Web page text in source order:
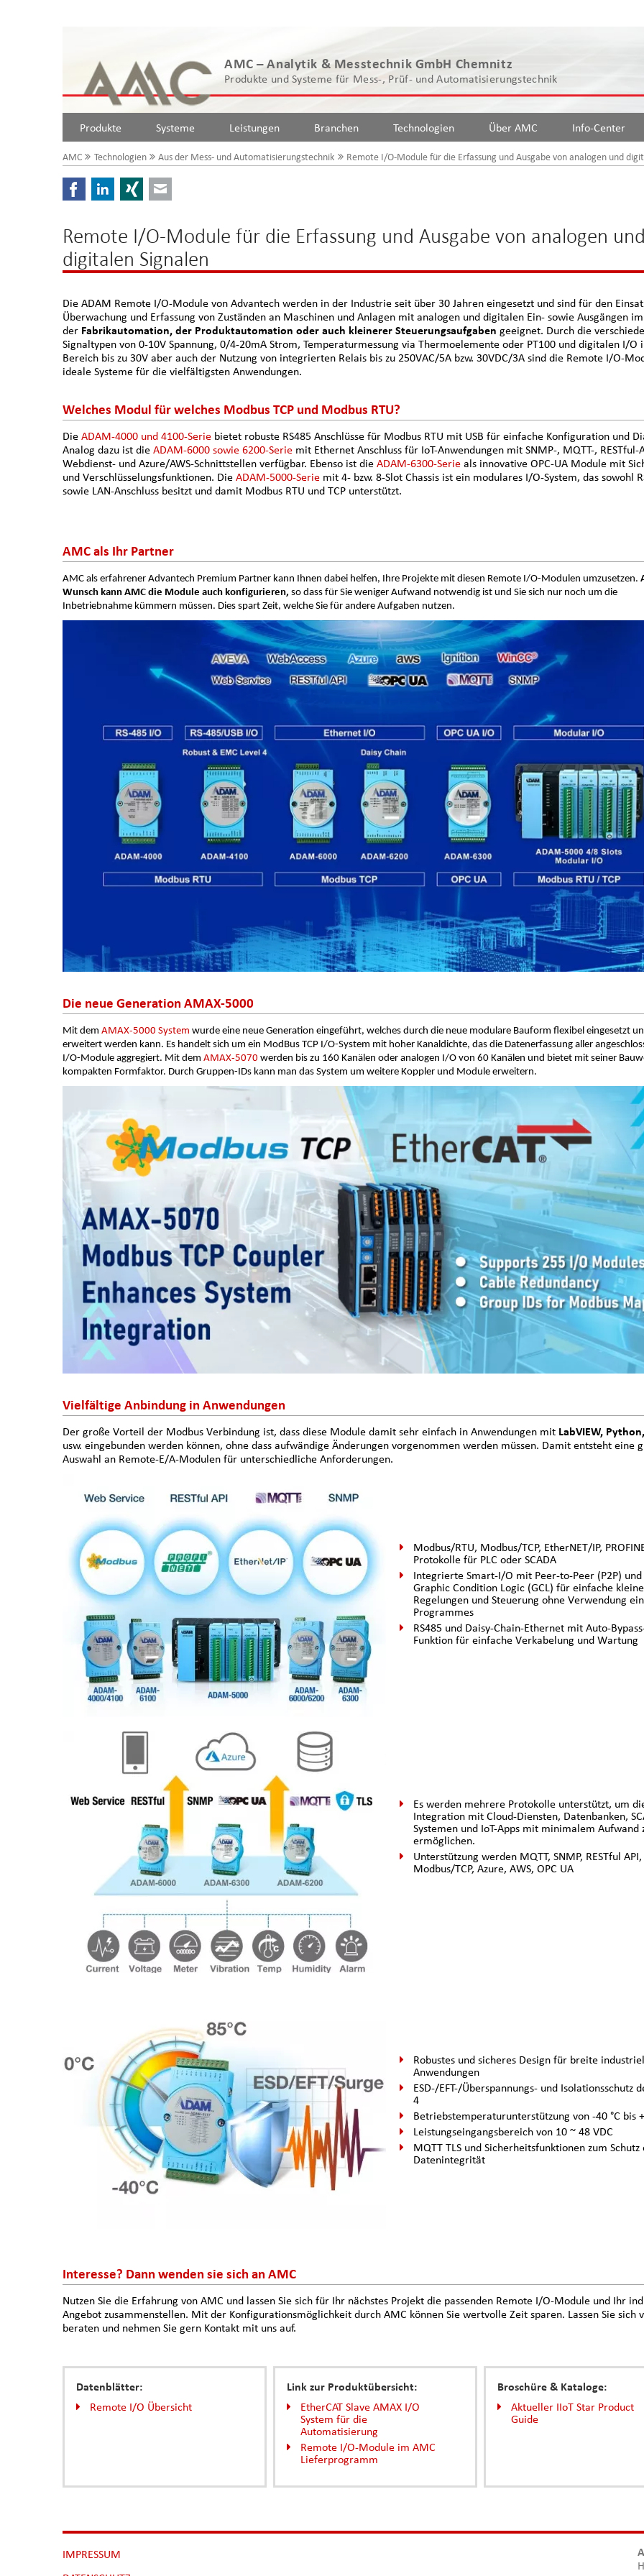
AMC – Analytik & Messtechnik GmbH Chemnitz
Produkte und Systeme für Mess-, Prüf- und Automatisierungstechnik
Produkte Systeme Leistungen Branchen Technologien Über AMC Info-Center
AMC Technologien Aus der Mess- und Automatisierungstechnik Remote I/O-Module für die Erfassung und Ausgabe von analogen und
FacebookLinkedInXing
Remote I/O-Module für die Erfassung und Ausgabe von analogen und
digitalen Signalen
Die ADAM Remote I/O-Module von Advantech werden in der Industrie seit über 30 Jahren eingesetzt und sind für den
Überwachung und Erfassung von Zuständen an Maschinen und Anlagen mit analogen und digitalen Ein- sowie Ausgängen
der Fabrikautomation, der Produktautomation oder auch kleinerer Steuerungsaufgaben geeignet. Durch die
Signaltypen von 0-10V Spannung, 0/4-20mA Strom, Temperaturmessung via Thermoelemente oder PT100 und digitalen I/O
Bereich bis zu 30V aber auch der Nutzung von integrierten Relais bis zu 250VAC/5A bzw. 30VDC/3A sind die Remote I/O-
ideale Systeme für die vielfältigsten Anwendungen.
Welches Modul für welches Modbus TCP und Modbus RTU?
Die ADAM-4000 und 4100-Serie bietet robuste RS485 Anschlüsse für Modbus RTU mit USB für einfache Konfiguration und
Analog dazu ist die ADAM-6000 sowie 6200-Serie mit Ethernet Anschluss für IoT-Anwendungen mit SNMP-, MQTT-, RESTful-
Webdienst- und Azure/AWS-Schnittstellen verfügbar. Ebenso ist die ADAM-6300-Serie als innovative OPC-UA Module mit
und Verschlüsselungsfunktionen. Die ADAM-5000-Serie mit 4- bzw. 8-Slot Chassis ist ein modulares I/O-System, das sowohl
sowie LAN-Anschluss besitzt und damit Modbus RTU und TCP unterstützt.
AMC als Ihr Partner
AMC als erfahrener Advantech Premium Partner kann Ihnen dabei helfen, Ihre Projekte mit diesen Remote I/O-Modulen umzusetzen.
Wunsch kann AMC die Module auch konfigurieren, so dass für Sie weniger Aufwand notwendig ist und Sie sich nur noch um die
Inbetriebnahme kümmern müssen. Dies spart Zeit, welche Sie für andere Aufgaben nutzen.
Die neue Generation AMAX-5000
Mit dem AMAX-5000 System wurde eine neue Generation eingeführt, welches durch die neue modulare Bauform flexibel eingesetzt
erweitert werden kann. Es handelt sich um ein ModBus TCP I/O-System mit hoher Kanaldichte, das die Datenerfassung aller
I/O-Module aggregiert. Mit dem AMAX-5070 werden bis zu 160 Kanälen oder analogen I/O von 60 Kanälen und bietet mit seiner
kompakten Formfaktor. Durch Gruppen-IDs kann man das System um weitere Koppler und Module erweitern.
Vielfältige Anbindung in Anwendungen
Der große Vorteil der Modbus Verbindung ist, dass diese Module damit sehr einfach in Anwendungen mit LabVIEW,
usw. eingebunden werden können, ohne dass aufwändige Änderungen vorgenommen werden müssen. Damit entsteht eine
Auswahl an Remote-E/A-Modulen für unterschiedliche Anforderungen.
Modbus/RTU, Modbus/TCP, EtherNET/IP,
Protokolle für PLC oder SCADA
Integrierte Smart-I/O mit Peer-to-Peer (P2P) und
Graphic Condition Logic (GCL) für einfache kleine
Regelungen und Steuerung ohne Verwendung
Programmes
RS485 und Daisy-Chain-Ethernet mit Auto-
Funktion für einfache Verkabelung und Wartung
Es werden mehrere Protokolle unterstützt, um
Integration mit Cloud-Diensten, Datenbanken,
Systemen und IoT-Apps mit minimalem Aufwand
ermöglichen.
Unterstützung werden MQTT, SNMP, RESTful API,
Modbus/TCP, Azure, AWS, OPC UA
Robustes und sicheres Design für breite
Anwendungen
ESD-/EFT-/Überspannungs- und Isolationsschutz
4
Betriebstemperaturunterstützung von -40 °C bis
Leistungseingangsbereich von 10 ~ 48 VDC
MQTT TLS und Sicherheitsfunktionen zum Schutz
Datenintegrität
Interesse? Dann wenden sie sich an AMC
Nutzen Sie die Erfahrung von AMC und lassen Sie sich für Ihr nächstes Projekt die passenden Remote I/O-Module und Ihr
Angebot zusammenstellen. Mit der Konfigurationsmöglichkeit durch AMC können Sie wertvolle Zeit sparen. Lassen Sie sich
beraten und nehmen Sie gern Kontakt mit uns auf.
Datenblätter:
Remote I/O Übersicht
Link zur Produktübersicht:
EtherCAT Slave AMAX I/O
System für die
Automatisierung
Remote I/O-Module im AMC
Lieferprogramm
Broschüre & Kataloge:
Aktueller IIoT Star Product
Guide
NAVIGATION
ÜBERSPRINGEN
IMPRESSUM